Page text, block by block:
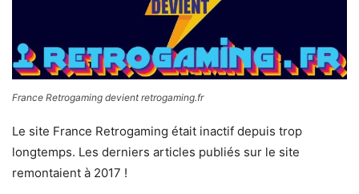
France Retrogaming devient retrogaming.fr
Le site France Retrogaming était inactif depuis trop
longtemps. Les derniers articles publiés sur le site
remontaient à 2017 !